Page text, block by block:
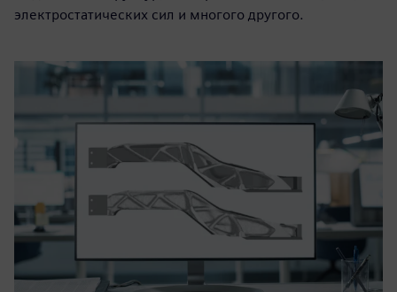
электростатических сил и многого другого.